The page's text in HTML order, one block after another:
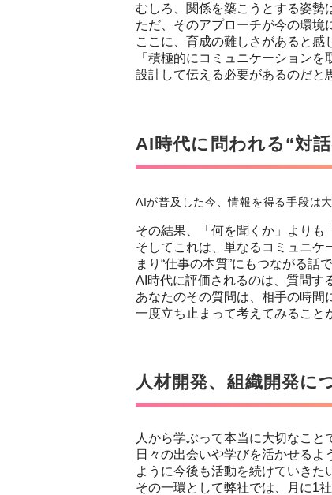
むしろ、関係を築こうとする姿勢
ただ、そのアプローチが今の環境
ここに、育成の難しさがあると感
「積極的にコミュニケーション
設計して伝える必要があるのだと
AI時代に問われる“対
AIが普及した今、情報を得る手段は
その結果、「何を聞くか」よりも
そしてこれは、単なるコミュニケ
まり“仕事の本質”にもつながる話で
AI時代に評価されるのは、質問す
あなたのその質問は、相手の時間
一度立ち止まって考えてみること
人材開発、組織開発に
人から学ぶって本当に大切なこと
日々の出会いや学びを活かせる
ように今後も活動を続けていきた
その一環として弊社では、月に1